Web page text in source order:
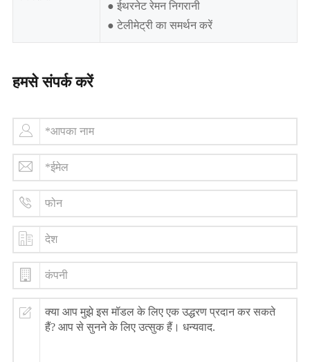
● ईथरनेट रेमन निगरानी
● टेलीमेट्री का समर्थन करें
हमसे संपर्क करें